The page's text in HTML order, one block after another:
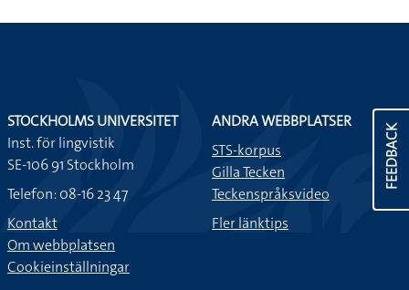
FEEDBACK
STOCKHOLMS UNIVERSITET
Inst. för lingvistik
SE-106 91 Stockholm
Telefon: 08-16 23 47
Kontakt
Om webbplatsen
Cookieinställningar
ANDRA WEBBPLATSER
STS-korpus
Gilla Tecken
Teckenspråksvideo
Fler länktips